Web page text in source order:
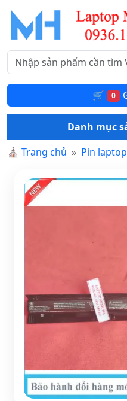
🛒 0
Danh mục
⛪ Trang chủ Pin laptop